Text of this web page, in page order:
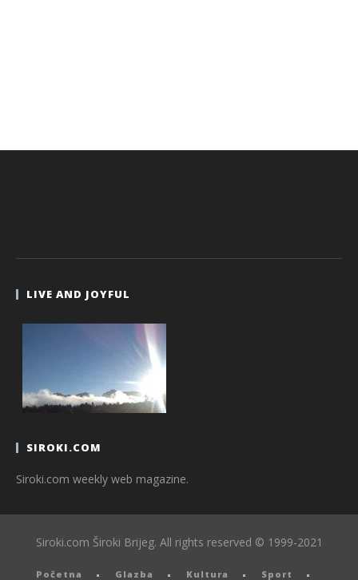
LIVE AND JOYFUL
SIROKI.COM
Siroki.com weekly web magazine.
Siroki.com Široki Brijeg. All rights reserved © 1999-2021
Početna Glazba Kultura Sport